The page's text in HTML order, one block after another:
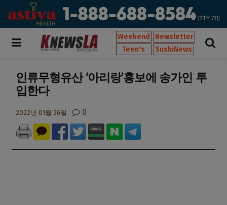
Weekend
Newsletter
Teen's
SushiNews
인류무형유산 ‘아리랑’홍보에 송가인 투
입한다
2022년 01월 26일 0